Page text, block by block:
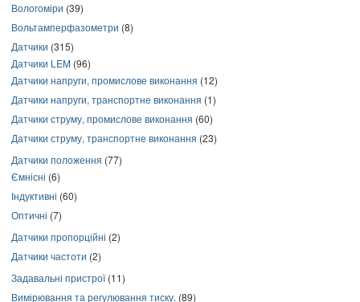
Вологоміри (39)
Вольтамперфазометри (8)
Датчики (315)
Датчики LEM (96)
Датчики напруги, промислове виконання (12)
Датчики напруги, транспортне виконання (1)
Датчики струму, промислове виконання (60)
Датчики струму, транспортне виконання (23)
Датчики положення (77)
Ємнісні (6)
Індуктивні (60)
Оптичні (7)
Датчики пропорційні (2)
Датчики частоти (2)
Задавальні пристрої(11)
Вимірювання та регулювання тиску. (89)